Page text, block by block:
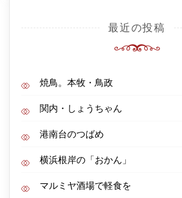
最近の投稿
焼鳥。本牧・鳥政
関内・しょうちゃん
港南台のつばめ
横浜根岸の「おかん」
マルミヤ酒場で軽食を